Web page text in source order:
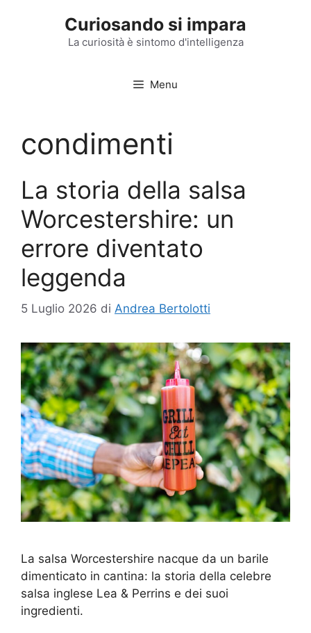
Curiosando si impara
La curiosità è sintomo d'intelligenza
Menu
condimenti
La storia della salsa
Worcestershire: un
errore diventato
leggenda
5 Luglio 2026 di Andrea Bertolotti
La salsa Worcestershire nacque da un barile
dimenticato in cantina: la storia della celebre
salsa inglese Lea & Perrins e dei suoi
ingredienti.